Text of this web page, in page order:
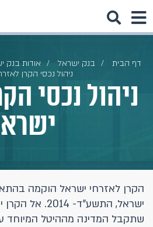
דף הבית בנק ישראל אודות בנק
ניהול נכסי הקרן
ניהול נכסי
הקרן לאזרחי ישראל הוקמה
ישראל, התשע"ד-
שתקבל המדינה מההיטל המיוחד